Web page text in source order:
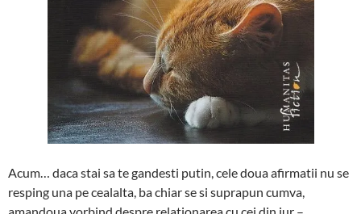
Acum… daca stai sa te gandesti putin, cele doua afirmatii nu se
resping una pe cealalta, ba chiar se si suprapun cumva,
amandoua vorbind despre relationarea cu cei din jur –